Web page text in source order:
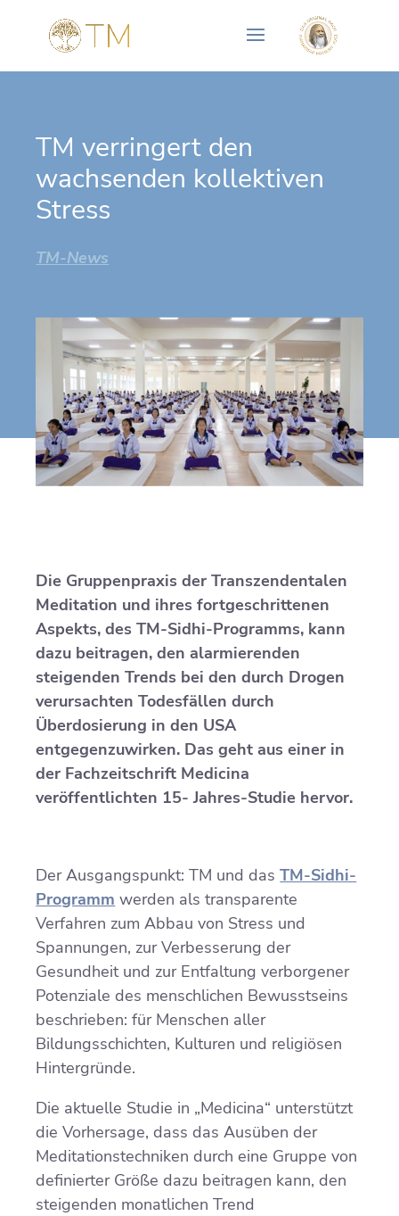
TM verringert den
wachsenden kollektiven
Stress
TM-News
Die Gruppenpraxis der Transzendentalen
Meditation und ihres fortgeschrittenen
Aspekts, des TM-Sidhi-Programms, kann
dazu beitragen, den alarmierenden
steigenden Trends bei den durch Drogen
verursachten Todesfällen durch
Überdosierung in den USA
entgegenzuwirken. Das geht aus einer in
der Fachzeitschrift Medicina
veröffentlichten 15- Jahres-Studie hervor.
Der Ausgangspunkt: TM und dasTM-Sidhi-
Programm werden als transparente
Verfahren zum Abbau von Stress und
Spannungen, zur Verbesserung der
Gesundheit und zur Entfaltung verborgener
Potenziale des menschlichen Bewusstseins
beschrieben: für Menschen aller
Bildungsschichten, Kulturen und religiösen
Hintergründe.
Die aktuelle Studie in „Medicina“ unterstützt
die Vorhersage, dass das Ausüben der
Meditationstechniken durch eine Gruppe von
definierter Größe dazu beitragen kann, den
steigenden monatlichen Trend